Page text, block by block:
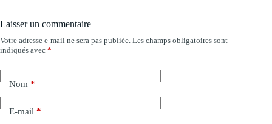
Laisser un commentaire
Votre adresse e-mail ne sera pas publiée. Les champs obligatoires sont
indiqués avec *
Nom*
E-mail*